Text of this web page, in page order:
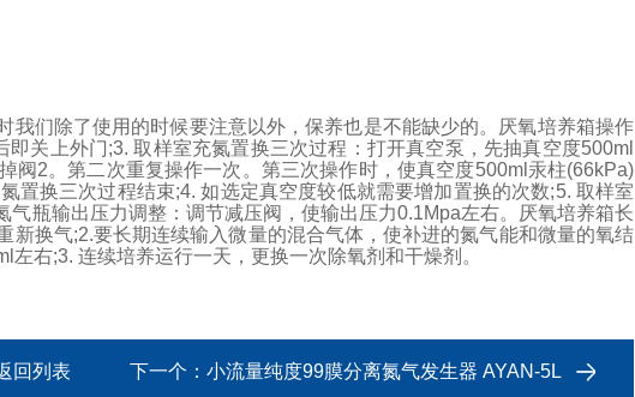
们除了使用的时候要注意以外，保养也是不能缺少的。 厌氧培养箱操作
即关上外门;3. 取样室充氮置换三次过程：打开真空泵，先抽真空度500ml
阀2。第二次重复操作一次。第三次操作时，使真空度500ml汞柱(66kPa)
置换三次过程结束;4. 如选定真空度较低就需要增加置换的次数;5. 取样室
气瓶输出压力调整：调节减压阀，使输出压力0.1Mpa左右。
厌氧培养箱长
新换气;2.要长期连续输入微量的混合气体，使补进的氮气能和微量的氧结
左右;3. 连续培养运行一天，更换一次除氧剂和干燥剂。
回列表 下一个： 小流量纯度99膜分离氮气发生器 AYAN-5L